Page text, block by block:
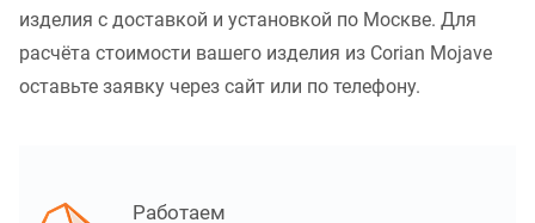
изделия с доставкой и установкой по Москве. Для
расчёта стоимости вашего изделия из Corian Mojave
оставьте заявку через сайт или по телефону.
Работаем